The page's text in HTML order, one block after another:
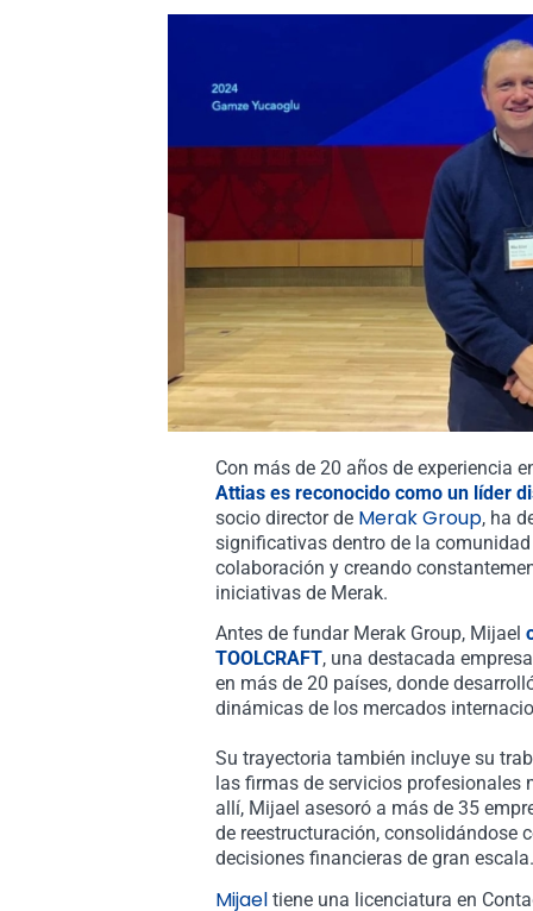
Con más de 20 años de experiencia
Attias es reconocido como un líder
socio director de Merak Group, ha
significativas dentro de la
colaboración y creando
iniciativas de Merak.
Antes de fundar Merak Group, Mijael
TOOLCRAFT, una destacada
en más de 20 países, donde
dinámicas de los mercados
Su trayectoria también incluye su
las firmas de servicios profesionales
allí, Mijael asesoró a más de 35
de reestructuración, consolidándose
decisiones financieras de gran escala.
Mijael tiene una licenciatura en